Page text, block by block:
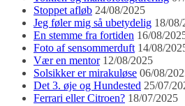
Stoppet afløb 24/08/2025
Jeg føler mig så ubetydelig 18/08/
En stemme fra fortiden 16/08/
Foto af sensommerduft 14/08/
Vær en mentor 12/08/2025
Solsikker er mirakuløse 06/08/
Det 3. øje og Hundested 25/07/
Ferrari eller Citroen? 18/07/2025